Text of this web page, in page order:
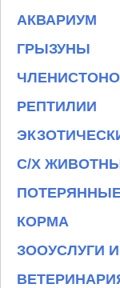
АКВАРИУМ
ГРЫЗУНЫ
РЕПТИЛИИ
С/Х
КОРМА
ЗООУСЛУГИ